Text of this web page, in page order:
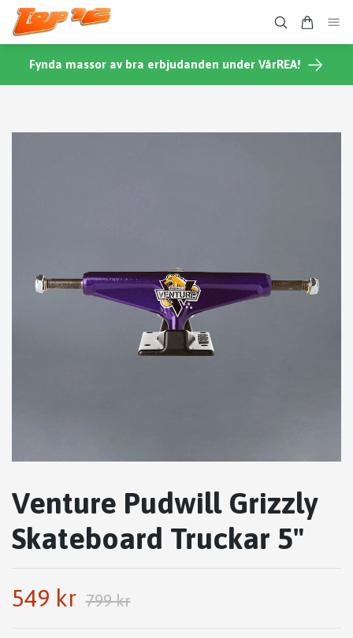
Fynda massor av bra erbjudanden under VårREA!
Venture Pudwill Grizzly
Skateboard Truckar 5"
549 kr 799 kr